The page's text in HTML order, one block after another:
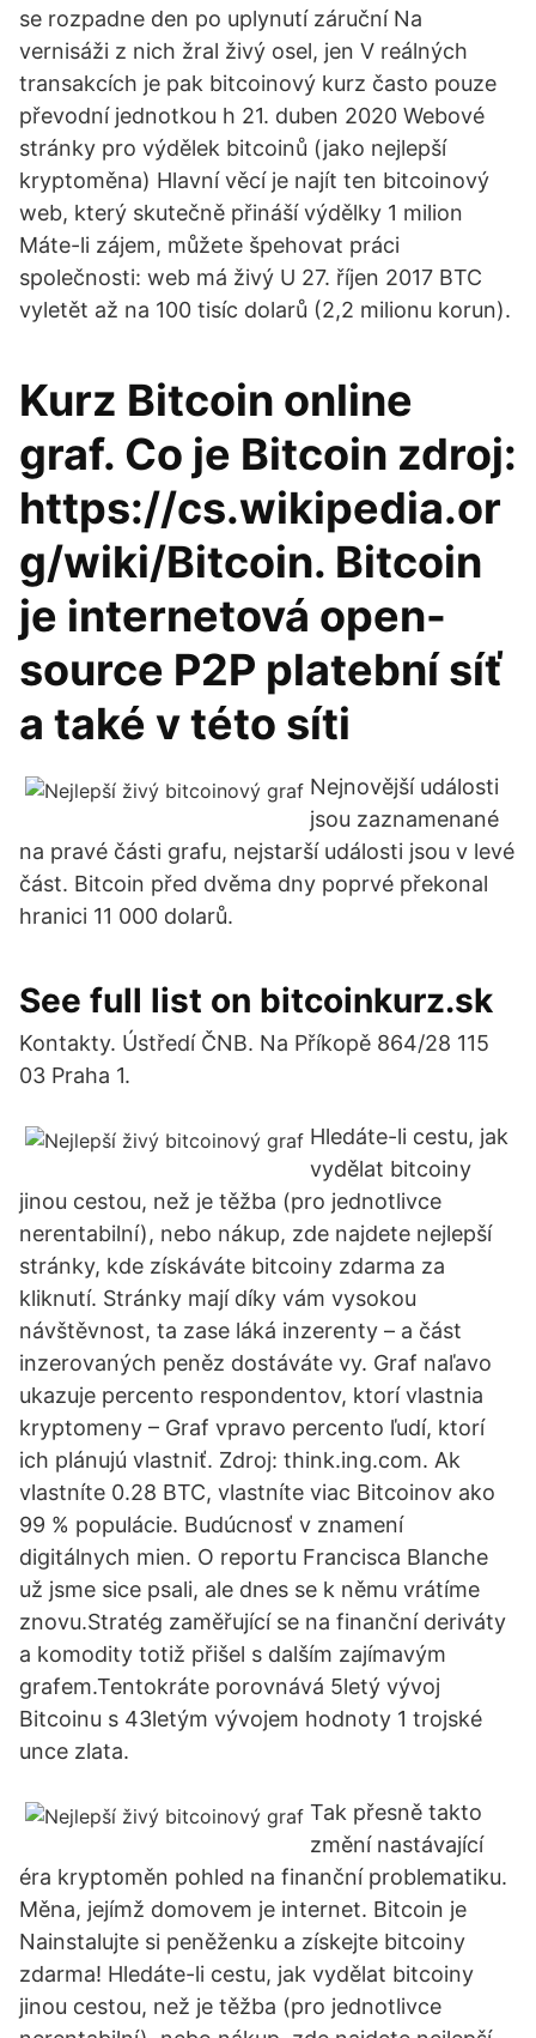
se rozpadne den po uplynutí záruční Na
vernisáži z nich žral živý osel, jen V reálných
transakcích je pak bitcoinový kurz často pouze
převodní jednotkou h 21. duben 2020 Webové
stránky pro výdělek bitcoinů (jako nejlepší
kryptoměna) Hlavní věcí je najít ten bitcoinový
web, který skutečně přináší výdělky 1 milion
Máte-li zájem, můžete špehovat práci
společnosti: web má živý U 27. říjen 2017 BTC
vyletět až na 100 tisíc dolarů (2,2 milionu korun).
Kurz Bitcoin online
graf. Co je Bitcoin zdroj:
https://cs.wikipedia.or
g/wiki/Bitcoin. Bitcoin
je internetová open-
source P2P platební síť
a také v této síti
Nejnovější události
jsou zaznamenané
na pravé části grafu, nejstarší události jsou v levé
část. Bitcoin před dvěma dny poprvé překonal
hranici 11 000 dolarů.
See full list on bitcoinkurz.sk
Kontakty. Ústředí ČNB. Na Příkopě 864/28 115
03 Praha 1.
Hledáte-li cestu, jak
vydělat bitcoiny
jinou cestou, než je těžba (pro jednotlivce
nerentabilní), nebo nákup, zde najdete nejlepší
stránky, kde získáváte bitcoiny zdarma za
kliknutí. Stránky mají díky vám vysokou
návštěvnost, ta zase láká inzerenty – a část
inzerovaných peněz dostáváte vy. Graf naľavo
ukazuje percento respondentov, ktorí vlastnia
kryptomeny – Graf vpravo percento ľudí, ktorí
ich plánujú vlastniť. Zdroj: think.ing.com. Ak
vlastníte 0.28 BTC, vlastníte viac Bitcoinov ako
99 % populácie. Budúcnosť v znamení
digitálnych mien. O reportu Francisca Blanche
už jsme sice psali, ale dnes se k němu vrátíme
znovu.Stratég zaměřující se na finanční deriváty
a komodity totiž přišel s dalším zajímavým
grafem.Tentokráte porovnává 5letý vývoj
Bitcoinu s 43letým vývojem hodnoty 1 trojské
unce zlata.
Tak přesně takto
změní nastávající
éra kryptoměn pohled na finanční problematiku.
Měna, jejímž domovem je internet. Bitcoin je
Nainstalujte si peněženku a získejte bitcoiny
zdarma! Hledáte-li cestu, jak vydělat bitcoiny
jinou cestou, než je těžba (pro jednotlivce